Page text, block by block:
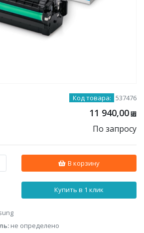
Код товара: 537476
11 940,00 ⃏
По запросу
В корзину
Купить в 1 клик
не определено